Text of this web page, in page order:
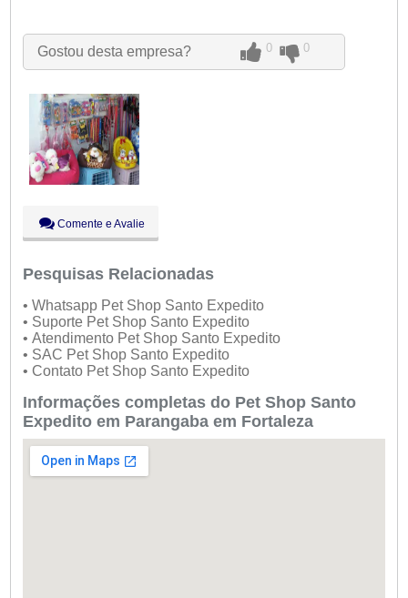
Qua:
09:00 - 18:00
Qui:
09:00 - 18:00
Sáb:
Fechado
Dom:
Fechado
Gostou desta empresa? 0 0
Comente e Avalie
Pesquisas Relacionadas
• Whatsapp Pet Shop Santo Expedito
• Suporte Pet Shop Santo Expedito
• Atendimento Pet Shop Santo Expedito
• SAC Pet Shop Santo Expedito
• Contato Pet Shop Santo Expedito
Informações completas do Pet Shop Santo
Expedito em Parangaba em Fortaleza